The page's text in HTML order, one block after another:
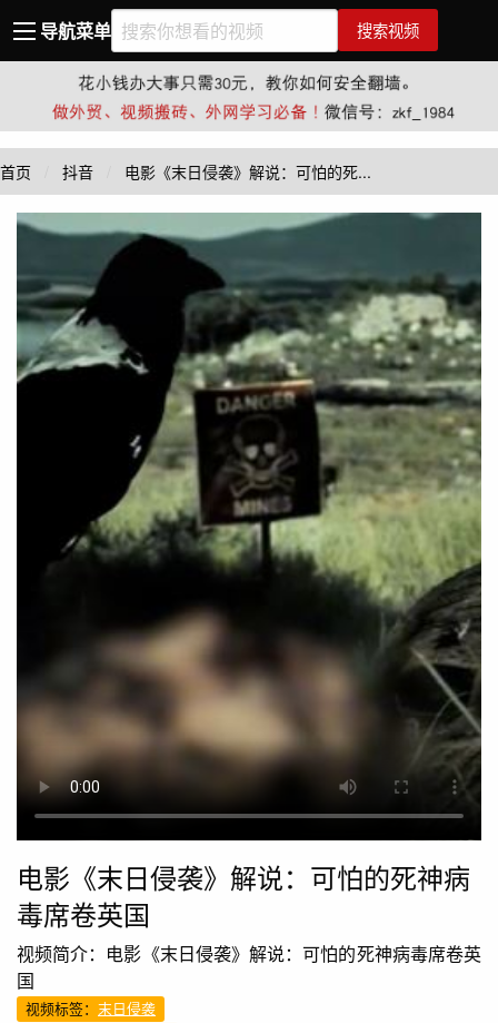
导航菜单 搜索视频
首页 抖音 电影《末日侵袭》解说：可怕的死...
电影《末日侵袭》解说：可怕的死神病
毒席卷英国
视频简介：电影《末日侵袭》解说：可怕的死神病毒席卷英
国
视频标签： 末日侵袭